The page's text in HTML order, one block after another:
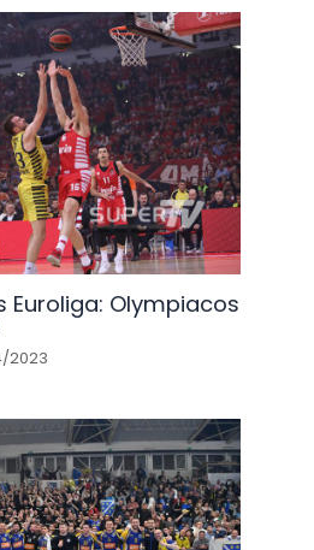
Euroliga: Olympiacos
2023